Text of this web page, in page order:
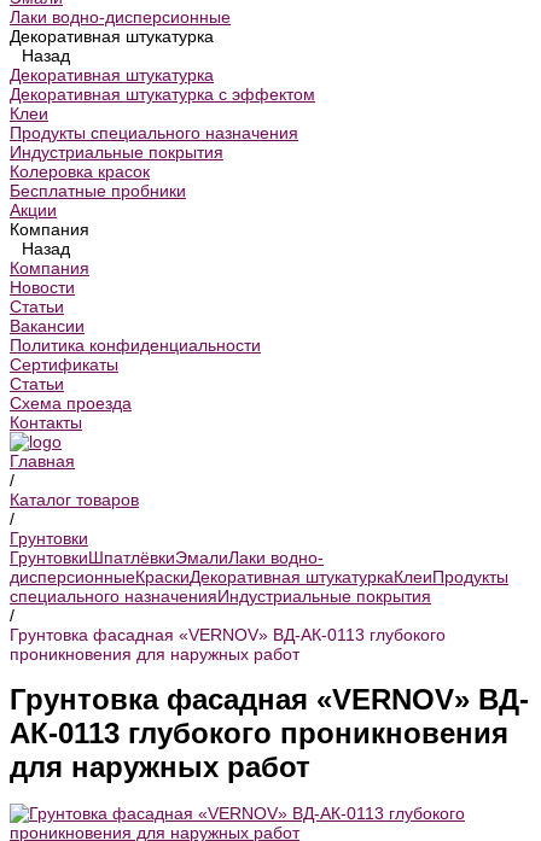
Лаки водно-дисперсионные
Декоративная штукатурка
Назад
Декоративная штукатурка
Декоративная штукатурка с эффектом
Клеи
Продукты специального назначения
Индустриальные покрытия
Колеровка красок
Бесплатные пробники
Акции
Компания
Назад
Компания
Новости
Статьи
Вакансии
Политика конфиденциальности
Сертификаты
Статьи
Схема проезда
Контакты
Главная
/
Каталог товаров
/
Грунтовки
ГрунтовкиШпатлёвкиЭмалиЛаки водно-
дисперсионныеКраскиДекоративная штукатуркаКлеиПродукты
специального назначенияИндустриальные покрытия
/
Грунтовка фасадная «VERNOV» ВД-АК-0113 глубокого
проникновения для наружных работ
Грунтовка фасадная «VERNOV» ВД-
АК-0113 глубокого проникновения
для наружных работ